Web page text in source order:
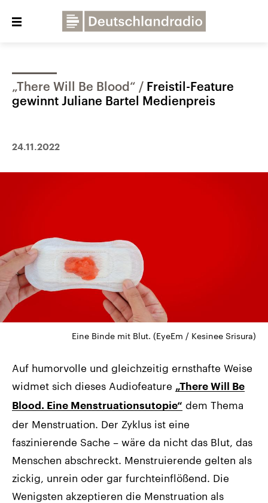
Close
Deutschlandfunk
Über uns Programme Presse
Dialog und Kontakt Veranstaltungen
„There Will Be Blood“
Freistil-Feature
gewinnt Juliane Bartel Medienpreis
24.11.2022
Eine Binde mit Blut. (EyeEm / Kesinee Srisura)
Auf humorvolle und gleichzeitig ernsthafte Weise
widmet sich dieses Audiofeature „There Will Be
Blood. Eine Menstruationsutopie“ dem Thema
der Menstruation. Der Zyklus ist eine
faszinierende Sache – wäre da nicht das Blut, das
Menschen abschreckt. Menstruierende gelten als
zickig, unrein oder gar furchteinflößend. Die
Wenigsten akzeptieren die Menstruation als